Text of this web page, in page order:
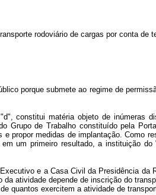
rodoviário de cargas por conta de
porque submete ao regime de
constitui matéria objeto de inúmeras
Grupo de Trabalho constituído pela
propor medidas de implantação. Como
um primeiro resultado, a instituição
e a Casa Civil da Presidência
da atividade depende de inscrição do
quantos exercitem a atividade de